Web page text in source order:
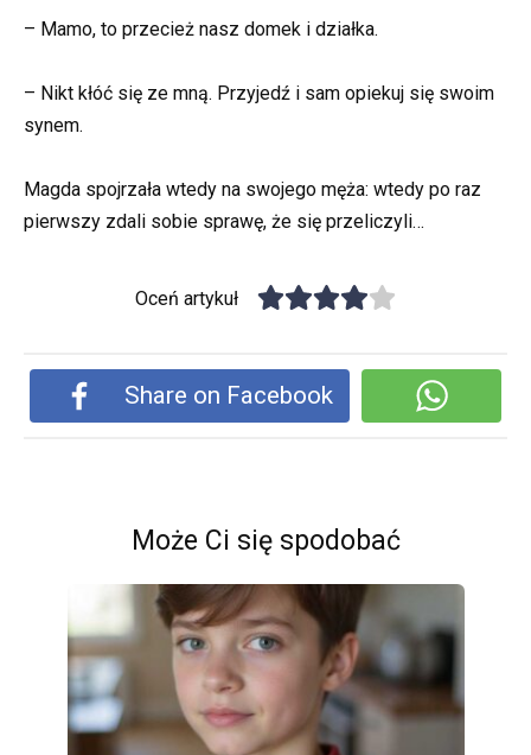
– Mamo, to przecież nasz domek i działka.
– Nikt kłóć się ze mną. Przyjedź i sam opiekuj się swoim
synem.
Magda spojrzała wtedy na swojego męża: wtedy po raz
pierwszy zdali sobie sprawę, że się przeliczyli…
Oceń artykuł
Share on Facebook
Może Ci się spodobać